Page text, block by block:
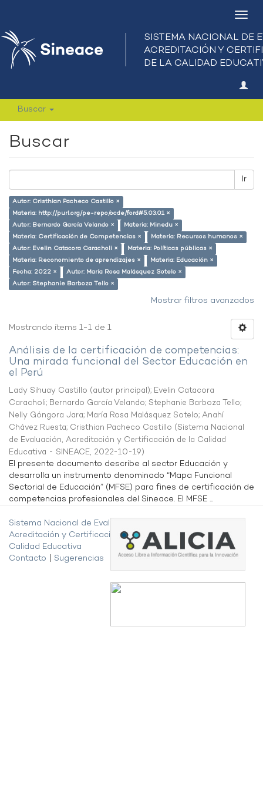
Buscar
Buscar
Ir
Autor: Cristhian Pacheco Castillo ×
Materia: http://purl.org/pe-repo/ocde/ford#5.03.01 ×
Autor: Bernardo García Velando ×
Materia: Minedu ×
Materia: Certificación de Competencias ×
Materia: Recursos humanos ×
Autor: Evelin Catacora Caracholi ×
Materia: Políticas públicas ×
Materia: Reconomiento de aprendizajes ×
Materia: Educación ×
Fecha: 2022 ×
Autor: María Rosa Malásquez Sotelo ×
Autor: Stephanie Barboza Tello ×
Mostrar filtros avanzados
Mostrando ítems 1-1 de 1
Análisis de la certificación de competencias:
Una mirada funcional del Sector Educación en
el Perú
Lady Sihuay Castillo (autor principal); Evelin Catacora
Caracholi; Bernardo García Velando; Stephanie Barboza Tello;
Nelly Góngora Jara; María Rosa Malásquez Sotelo; Anahí
Chávez Ruesta; Cristhian Pacheco Castillo (Sistema Nacional
de Evaluación, Acreditación y Certificación de la Calidad
Educativa - SINEACE, 2022-10-19)
El presente documento describe al sector Educación y
desarrolla un instrumento denominado “Mapa Funcional
Sectorial de Educación” (MFSE) para fines de certificación de
competencias profesionales del Sineace. El MFSE ...
Sistema Nacional de Evaluación,
Acreditación y Certificación de la
Calidad Educativa
Contacto
Sugerencias